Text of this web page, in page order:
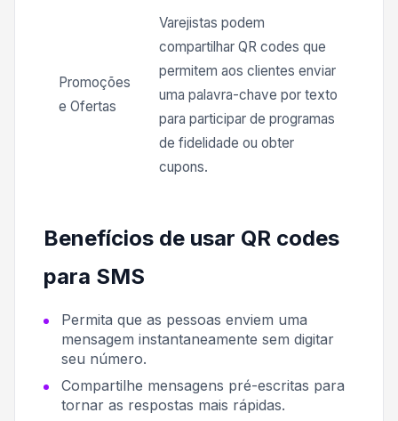
Promoções
e Ofertas
Varejistas podem
compartilhar QR codes que
permitem aos clientes enviar
uma palavra-chave por texto
para participar de programas
de fidelidade ou obter
cupons.
Benefícios de usar QR codes
para SMS
Permita que as pessoas enviem uma
mensagem instantaneamente sem digitar
seu número.
Compartilhe mensagens pré-escritas para
tornar as respostas mais rápidas.